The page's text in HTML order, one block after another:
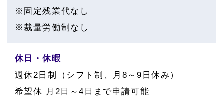
※固定残業代なし
※裁量労働制なし
休日・休暇
週休2日制（シフト制、月8～9日休み）
希望休 月2日～4日まで申請可能